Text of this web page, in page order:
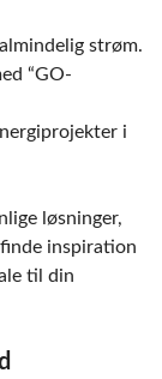
strøm.
“GO-
i
løsninger,
inspiration
til din